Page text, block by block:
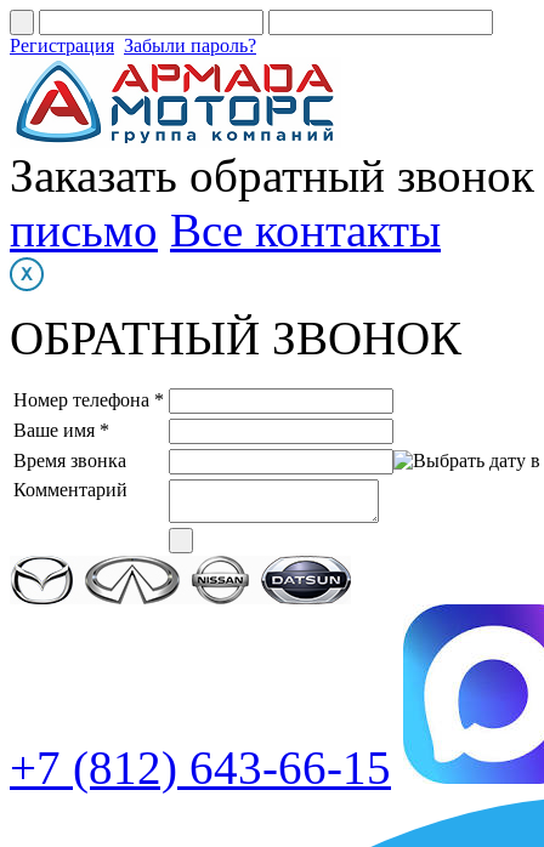
Регистрация Забыли пароль?
Заказать обратный звонок
письмо Все контакты
ОБРАТНЫЙ ЗВОНОК
Номер телефона *
Ваше имя *
Время звонка
Комментарий
+7 (812) 643-66-15